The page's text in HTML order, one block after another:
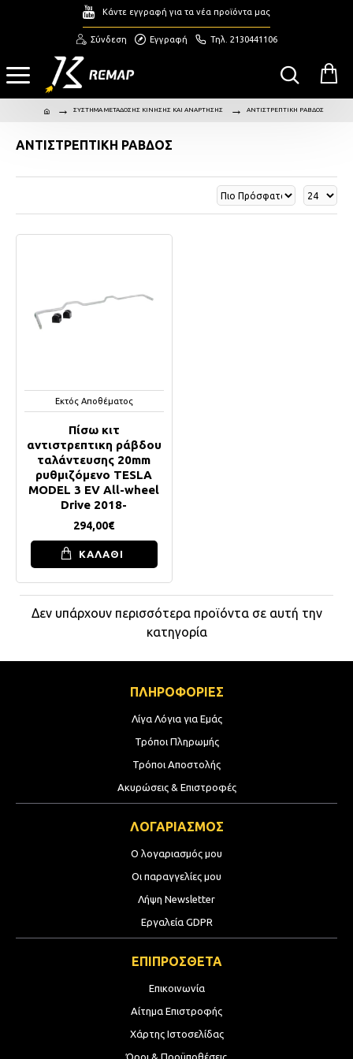
Κάντε εγγραφή για τα νέα προϊόντα μας
Σύνδεση Εγγραφή Τηλ. 2130441106
ΣΥΣΤΗΜΑ ΜΕΤΑΔΟΣΗΣ ΚΙΝΗΣΗΣ ΚΑΙ ΑΝΑΡΤΗΣΗΣ ΑΝΤΙΣΤΡΕΠΤΙΚΗ ΡΑΒΔΟΣ
ΑΝΤΙΣΤΡΕΠΤΙΚΗ ΡΑΒΔΟΣ
Εκτός Αποθέματος
Πίσω κιτ
αντιστρεπτικη ράβδου
ταλάντευσης 20mm
ρυθμιζόμενο TESLA
MODEL 3 EV All-wheel
Drive 2018-
294,00€
ΚΑΛΑΘΙ
Δεν υπάρχουν περισσότερα προϊόντα σε αυτή την
κατηγορία
ΠΛΗΡΟΦΟΡΙΕΣ
Λίγα Λόγια για Εμάς
Τρόποι Πληρωμής
Τρόποι Αποστολής
Ακυρώσεις & Επιστροφές
ΛΟΓΑΡΙΑΣΜΟΣ
Ο λογαριασμός μου
Οι παραγγελίες μου
Λήψη Newsletter
Εργαλεία GDPR
ΕΠΙΠΡΟΣΘΕΤΑ
Επικοινωνία
Αίτημα Επιστροφής
Χάρτης Ιστοσελίδας
Όροι & Προϋποθέσεις